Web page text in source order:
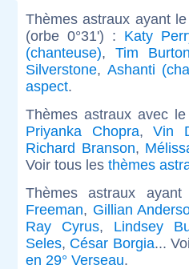
Thèmes astraux ayant
(orbe 0°31') : Katy
(chanteuse), Tim
Silverstone, Ashanti
aspect.
Thèmes astraux avec
Priyanka Chopra,Vin
Richard Branson,
Voir tous les thèmes
Thèmes astraux
Freeman, Gillian
Ray Cyrus, Lindsey
Seles, César Borgia...
en 29° Verseau.